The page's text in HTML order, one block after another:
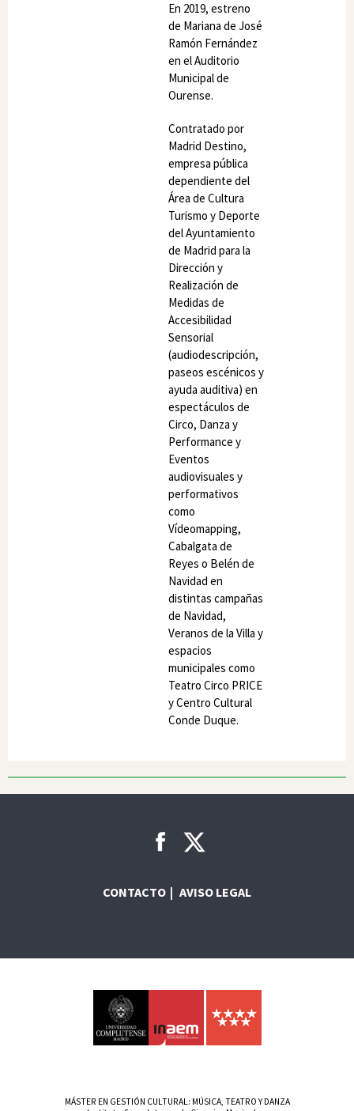
En 2019, estreno
de Mariana de José
Ramón Fernández
en el Auditorio
Municipal de
Ourense.
Contratado por
Madrid Destino,
empresa pública
dependiente del
Área de Cultura
Turismo y Deporte
del Ayuntamiento
de Madrid para la
Dirección y
Realización de
Medidas de
Accesibilidad
Sensorial
(audiodescripción,
paseos escénicos y
ayuda auditiva) en
espectáculos de
Circo, Danza y
Performance y
Eventos
audiovisuales y
performativos
como
Vídeomapping,
Cabalgata de
Reyes o Belén de
Navidad en
distintas campañas
de Navidad,
Veranos de la Villa y
espacios
municipales como
Teatro Circo PRICE
y Centro Cultural
Conde Duque.
CONTACTO AVISO LEGAL
MÁSTER EN GESTIÓN CULTURAL: MÚSICA, TEATRO Y DANZA